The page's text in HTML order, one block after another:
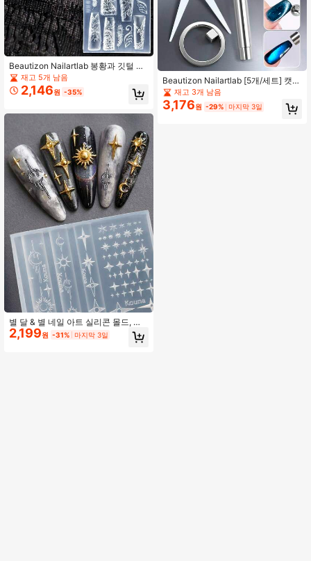
Beautizon Nailartlab 봉황과 깃털 디
자인이 특징인 3D 실리콘 네일 아트
몰드, 정교한 엠보싱 봉황, 깃털 및 스
크롤워크 패턴을 만들기에 완벽한 네
재고 5개 남음
2,146원 -35%
별 달 & 별 네일 아트 실리콘 몰드, 초
승달, 태양 별, 사각 별, 다양한 크기의
별 포함, 다크 핫 걸 스타일 네일 DIY
2,199원 -31% 마지막 3일
Beautizon Nailartlab [5개/세트] 캣아
이 네일 아트 자석 세트, 강력한 자석
완드, 원형 자석 및 가위 모양 자석 포
함, 유리 구슬, 넓은 캣아이, 프렌치 캣
재고 3개 남음
3,176원 -29% 마지막 3일